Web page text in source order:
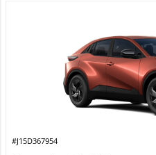
#J15D367954